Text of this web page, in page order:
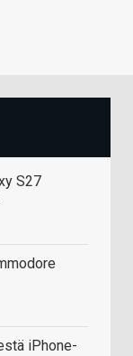
S27
iPhone-